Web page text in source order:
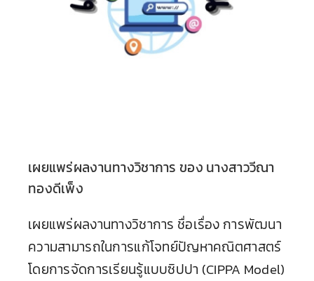
เผยแพร่ผลงานทางวิชาการ ของ นางสาววีณา
ทองดีเพ็ง
เผยแพร่ผลงานทางวิชาการ ชื่อเรื่อง การพัฒนา
ความสามารถในการแก้โจทย์ปัญหาคณิตศาสตร์
โดยการจัดการเรียนรู้แบบซิปปา (CIPPA Model)